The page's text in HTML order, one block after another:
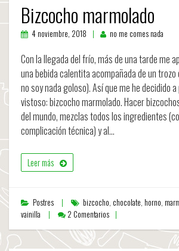
Bizcocho marmolado
4 noviembre, 2018 no me comes nada
Con la llegada del frío, más de una tarde me
una bebida calentita acompañada de un trozo
no soy nada goloso). Así que me he decidido
vistoso: bizcocho marmolado. Hacer
del mundo, mezclas todos los ingredientes
complicación técnica) y al…
Leer más
Postres bizcocho, chocolate, horno,
vainilla
2 Comentarios